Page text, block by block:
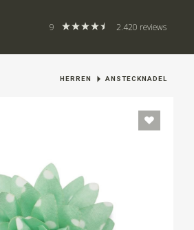
9 2.420 reviews
HERREN ANSTECKNADEL